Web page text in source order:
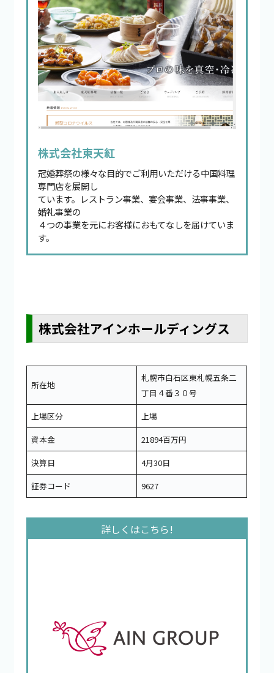
株式会社東天紅
冠婚葬祭の様々な目的でご利用いただける中国料理
専門店を展開し
ています。レストラン事業、宴会事業、法事事業、
婚礼事業の
４つの事業を元にお客様におもてなしを届けていま
す。
株式会社アインホールディングス
所在地
札幌市白石区東札幌五条二
丁目４番３０号
上場区分
上場
資本金
21894百万円
決算日
4月30日
証券コード
9627